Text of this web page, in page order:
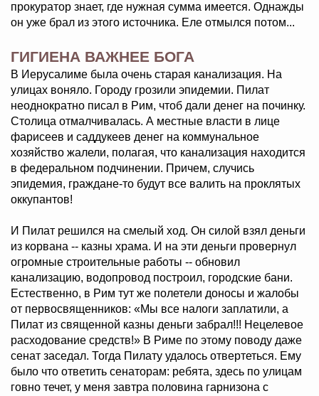
прокуратор знает, где нужная сумма имеется. Однажды
он уже брал из этого источника. Еле отмылся потом...
ГИГИЕНА ВАЖНЕЕ БОГА
В Иерусалиме была очень старая канализация. На
улицах воняло. Городу грозили эпидемии. Пилат
неоднократно писал в Рим, чтоб дали денег на починку.
Столица отмалчивалась. А местные власти в лице
фарисеев и саддукеев денег на коммунальное
хозяйство жалели, полагая, что канализация находится
в федеральном подчинении. Причем, случись
эпидемия, граждане-то будут все валить на проклятых
оккупантов!
И Пилат решился на смелый ход. Он силой взял деньги
из корвана -- казны храма. И на эти деньги провернул
огромные строительные работы -- обновил
канализацию, водопровод построил, городские бани.
Естественно, в Рим тут же полетели доносы и жалобы
от первосвященников: «Мы все налоги заплатили, а
Пилат из священной казны деньги забрал!!! Нецелевое
расходование средств!» В Риме по этому поводу даже
сенат заседал. Тогда Пилату удалось отвертеться. Ему
было что ответить сенаторам: ребята, здесь по улицам
говно течет, у меня завтра половина гарнизона с